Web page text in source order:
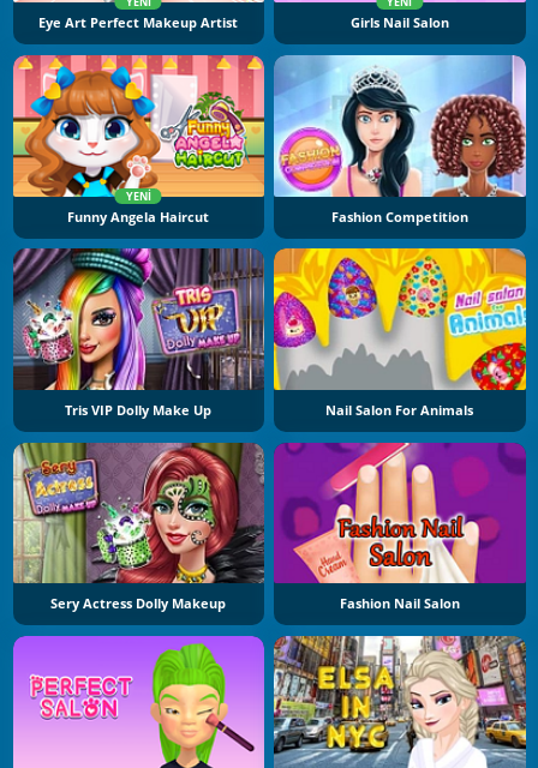
Eye Art Perfect Makeup Artist Girls Nail Salon
YENI
Funny Angela Haircut Fashion Competition
Tris VIP Dolly Make Up Nail Salon For Animals
Sery Actress Dolly Makeup Fashion Nail Salon